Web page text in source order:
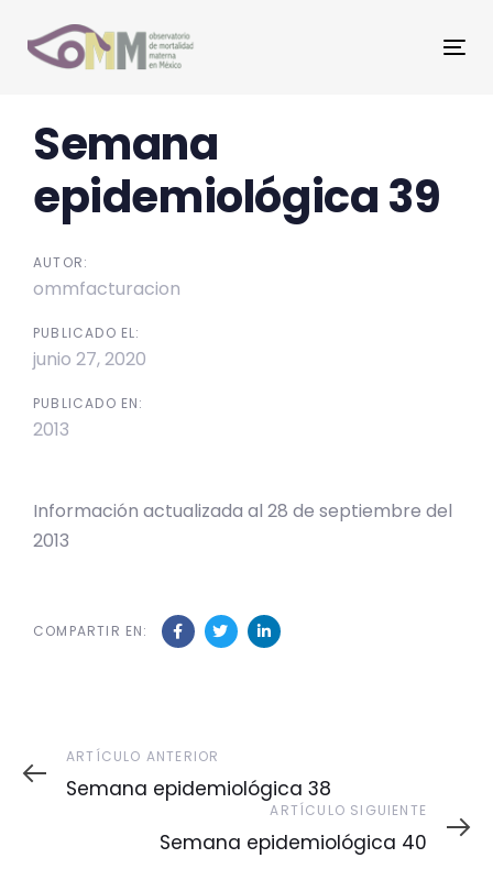
links
primary
content
Semana
epidemiológica 39
AUTOR:
ommfacturacion
PUBLICADO EL:
junio 27, 2020
PUBLICADO EN:
2013
Información actualizada al 28 de septiembre del
2013
COMPARTIR EN:
Post
navigation
Artículo
Anterior
ARTÍCULO ANTERIOR
Semana epidemiológica 38
Siguiente
ARTÍCULO SIGUIENTE
Semana epidemiológica 40